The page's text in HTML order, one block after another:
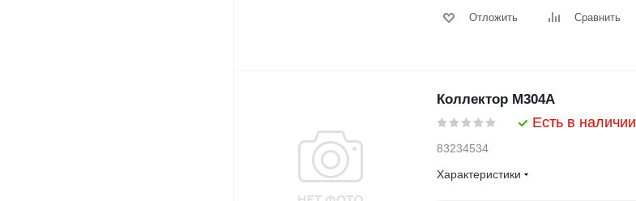
Отложить Сравнить
Коллектор M304A
Есть в наличии
83234534
Характеристики